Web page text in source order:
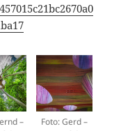
–
Foto: Gerd –